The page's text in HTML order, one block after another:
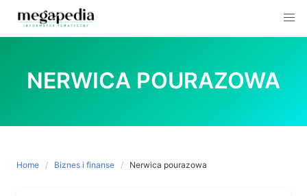
contentNERWICA POURAZOWA
Home Biznes i finanse Nerwica pourazowa